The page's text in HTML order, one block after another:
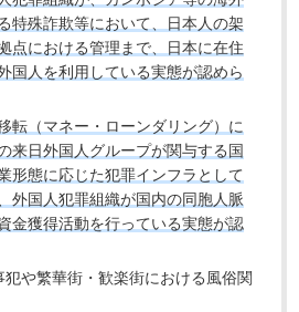
特殊詐欺等において、日本人の架
点における管理まで、日本に在住
国人を利用している実態が認めら
転（マネー・ローンダリング）に
来日外国人グループが関与する国
形態に応じた犯罪インフラとして
外国人犯罪組織が国内の同胞人脈
金獲得活動を行っている実態が認
や繁華街・歓楽街における風俗関